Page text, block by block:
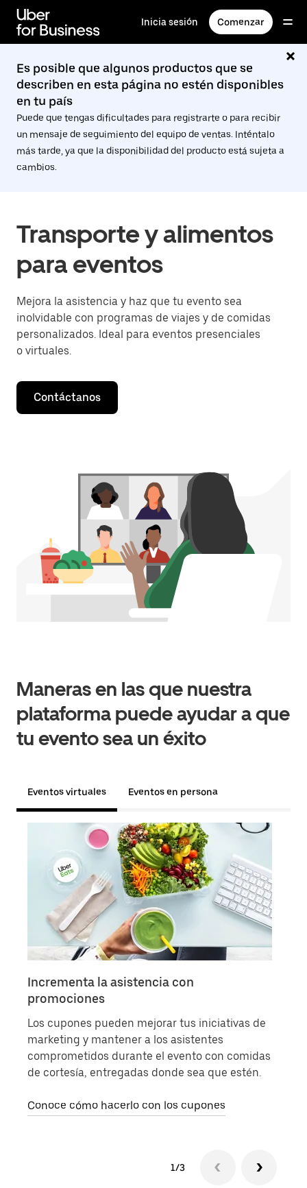
contenido
principal
Inicia sesión Comenzar
Es posible que algunos productos que se
describen en esta página no estén disponibles
en tu país
Puede que tengas dificultades para registrarte o para recibir
un mensaje de seguimiento del equipo de ventas. Inténtalo
más tarde, ya que la disponibilidad del producto está sujeta a
cambios.
Transporte y alimentos
para eventos
Mejora la asistencia y haz que tu evento sea
inolvidable con programas de viajes y de comidas
personalizados. Ideal para eventos presenciales
o virtuales.
Contáctanos
Maneras en las que nuestra
plataforma puede ayudar a que
tu evento sea un éxito
Eventos virtuales Eventos en persona
Incrementa la asistencia con
promociones
Los cupones pueden mejorar tus iniciativas de
marketing y mantener a los asistentes
comprometidos durante el evento con comidas
de cortesía, entregadas donde sea que estén.
Conoce cómo hacerlo con los cupones
1/3